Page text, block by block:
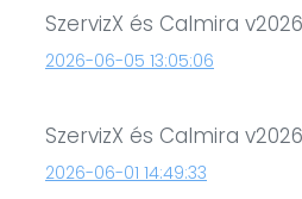
SzervizX és Calmira
2026-06-05 13:05:06
SzervizX és Calmira
2026-06-01 14:49:33